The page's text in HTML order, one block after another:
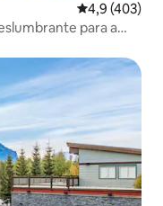
4,9 de uma
4,9 (403)
para a